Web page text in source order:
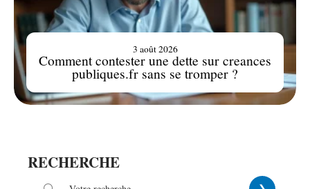
Comment contester une dette sur creances
publiques.fr sans se tromper ?
3 août 2026
RECHERCHE